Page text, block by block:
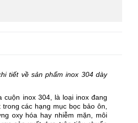
tiết về sản phẩm inox 304 dày
inox 304, là loại inox đang
các hạng mục bọc bảo ôn,
oxy hóa hay nhiễm mặn, môi